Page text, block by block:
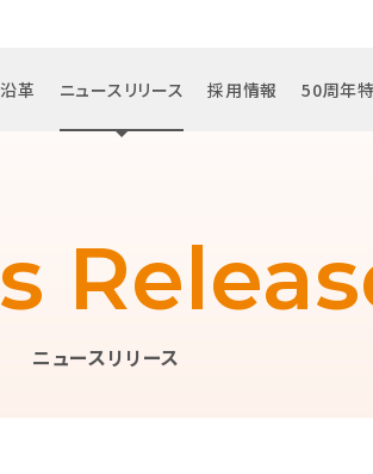
沿革 ニュースリリース 採用情報 50周年
ニュースリリース